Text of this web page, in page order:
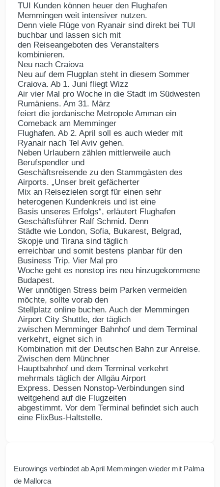
TUI Kunden können heuer den Flughafen
Memmingen weit intensiver nutzen.
Denn viele Flüge von Ryanair sind direkt bei TUI
buchbar und lassen sich mit
den Reiseangeboten des Veranstalters
kombinieren.
Neu nach Craiova
Neu auf dem Flugplan steht in diesem Sommer
Craiova. Ab 1. Juni fliegt Wizz
Air vier Mal pro Woche in die Stadt im Südwesten
Rumäniens. Am 31. März
feiert die jordanische Metropole Amman ein
Comeback am Memminger
Flughafen. Ab 2. April soll es auch wieder mit
Ryanair nach Tel Aviv gehen.
Neben Urlaubern zählen mittlerweile auch
Berufspendler und
Geschäftsreisende zu den Stammgästen des
Airports. „Unser breit gefächerter
Mix an Reisezielen sorgt für einen sehr
heterogenen Kundenkreis und ist eine
Basis unseres Erfolgs“, erläutert Flughafen
Geschäftsführer Ralf Schmid. Denn
Städte wie London, Sofia, Bukarest, Belgrad,
Skopje und Tirana sind täglich
erreichbar und somit bestens planbar für den
Business Trip. Vier Mal pro
Woche geht es nonstop ins neu hinzugekommene
Budapest.
Wer unnötigen Stress beim Parken vermeiden
möchte, sollte vorab den
Stellplatz online buchen. Auch der Memmingen
Airport City Shuttle, der täglich
zwischen Memminger Bahnhof und dem Terminal
verkehrt, eignet sich in
Kombination mit der Deutschen Bahn zur Anreise.
Zwischen dem Münchner
Hauptbahnhof und dem Terminal verkehrt
mehrmals täglich der Allgäu Airport
Express. Dessen Nonstop-Verbindungen sind
weitgehend auf die Flugzeiten
abgestimmt. Vor dem Terminal befindet sich auch
eine FlixBus-Haltstelle.
Eurowings verbindet ab April Memmingen wieder mit Palma
de Mallorca